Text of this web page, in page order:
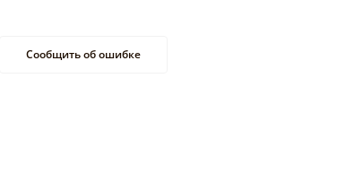
Сообщить об ошибке